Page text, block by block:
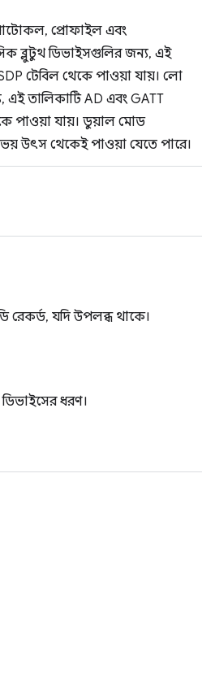
প্রোফাইল এবং
ব্লুটুথ ডিভাইসগুলির জন্য, এই
টেবিল থেকে পাওয়া যায়। লো
এই তালিকাটি AD এবং GATT
পাওয়া যায়। ডুয়াল মোড
উৎস থেকেই পাওয়া যেতে পারে।
রেকর্ড, যদি উপলব্ধ থাকে।
ডিভাইসের ধরণ।